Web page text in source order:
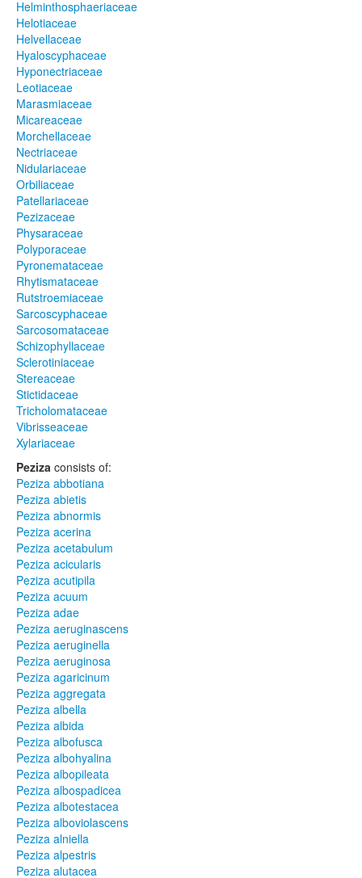
Helminthosphaeriaceae
Helotiaceae
Helvellaceae
Hyaloscyphaceae
Hyponectriaceae
Leotiaceae
Marasmiaceae
Micareaceae
Morchellaceae
Nectriaceae
Nidulariaceae
Orbiliaceae
Patellariaceae
Pezizaceae
Physaraceae
Polyporaceae
Pyronemataceae
Rhytismataceae
Rutstroemiaceae
Sarcoscyphaceae
Sarcosomataceae
Schizophyllaceae
Sclerotiniaceae
Stereaceae
Stictidaceae
Tricholomataceae
Vibrisseaceae
Xylariaceae
Peziza consists of:
Peziza abbotiana
Peziza abietis
Peziza abnormis
Peziza acerina
Peziza acetabulum
Peziza acicularis
Peziza acutipila
Peziza acuum
Peziza adae
Peziza aeruginascens
Peziza aeruginella
Peziza aeruginosa
Peziza agaricinum
Peziza aggregata
Peziza albella
Peziza albida
Peziza albofusca
Peziza albohyalina
Peziza albopileata
Peziza albospadicea
Peziza albotestacea
Peziza alboviolascens
Peziza alniella
Peziza alpestris
Peziza alutacea